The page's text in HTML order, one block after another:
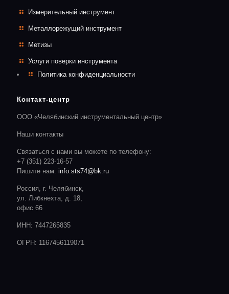
Измерительный инструмент
Металлорежущий инструмент
Метизы
Услуги поверки инструмента
Политика конфиденциальности
Контакт-центр
ООО «Челябинский инструментальный центр»
Наши контакты
Связаться с нами вы можете по телефону:
+7 (351) 223-16-57
Пишите нам: info.sts74@bk.ru
Россия, г. Челябинск,
ул. Либкнехта, д. 18,
офис 66
ИНН: 7447265835
ОГРН: 1167456119071